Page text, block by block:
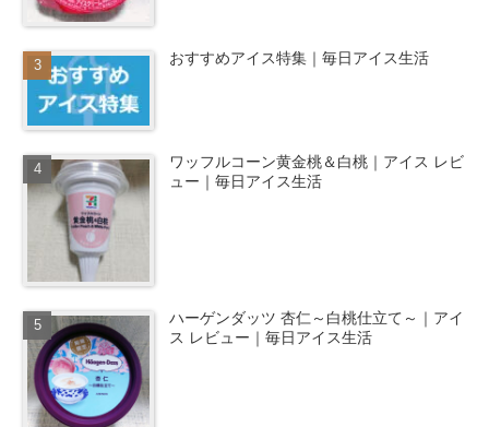
おすすめアイス特集｜毎日アイス生活
ワッフルコーン黄金桃＆白桃｜アイス レビ
ュー｜毎日アイス生活
ハーゲンダッツ 杏仁～白桃仕立て～｜アイ
ス レビュー｜毎日アイス生活